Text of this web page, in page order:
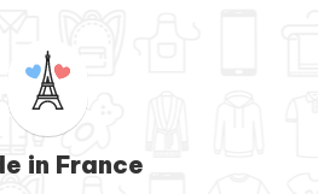
in France